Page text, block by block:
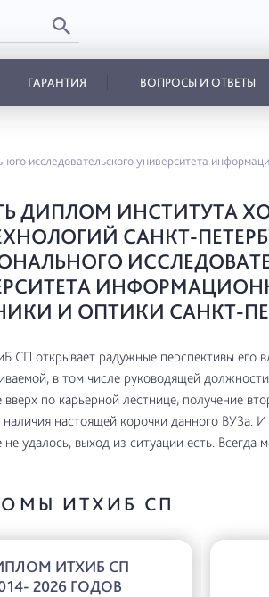
ГАРАНТИЯ ВОПРОСЫ И ОТВЕТЫ
исследовательского университета
ДИПЛОМ ИНСТИТУТА
САНКТ-
И ОПТИКИ САНКТ-
СП открывает радужные перспективы его
в том числе руководящей
по карьерной лестнице, получение
настоящей корочки данного ВУЗа.
не удалось, выход из ситуации есть.
ИТХИБ СП
ИТХИБ СП
2026 ГОДОВ